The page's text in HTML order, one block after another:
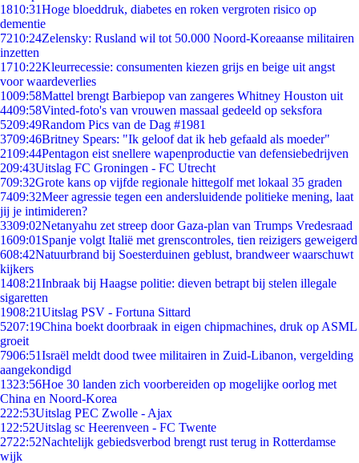
1810:31Hoge bloeddruk, diabetes en roken vergroten risico op
dementie
7210:24Zelensky: Rusland wil tot 50.000 Noord-Koreaanse militairen
inzetten
1710:22Kleurrecessie: consumenten kiezen grijs en beige uit angst
voor waardeverlies
1009:58Mattel brengt Barbiepop van zangeres Whitney Houston uit
4409:58Vinted-foto's van vrouwen massaal gedeeld op seksfora
5209:49Random Pics van de Dag #1981
3709:46Britney Spears: "Ik geloof dat ik heb gefaald als moeder"
2109:44Pentagon eist snellere wapenproductie van defensiebedrijven
209:43Uitslag FC Groningen - FC Utrecht
709:32Grote kans op vijfde regionale hittegolf met lokaal 35 graden
7409:32Meer agressie tegen een andersluidende politieke mening, laat
jij je intimideren?
3309:02Netanyahu zet streep door Gaza-plan van Trumps Vredesraad
1609:01 Spanje volgt Italië met grenscontroles, tien reizigers geweigerd
608:42Natuurbrand bij Soesterduinen geblust, brandweer waarschuwt
kijkers
1408:21Inbraak bij Haagse politie: dieven betrapt bij stelen illegale
sigaretten
1908:21Uitslag PSV - Fortuna Sittard
5207:19China boekt doorbraak in eigen chipmachines, druk op ASML
groeit
7906:51Israël meldt dood twee militairen in Zuid-Libanon, vergelding
aangekondigd
1323:56Hoe 30 landen zich voorbereiden op mogelijke oorlog met
China en Noord-Korea
222:53Uitslag PEC Zwolle - Ajax
1 22:52Uitslag sc Heerenveen - FC Twente
2722:52Nachtelijk gebiedsverbod brengt rust terug in Rotterdamse
wijk